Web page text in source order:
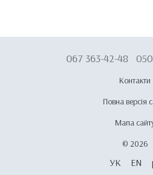
067 363-42-48
Контакти
Повна версія
Мапа
© 2026
УК EN